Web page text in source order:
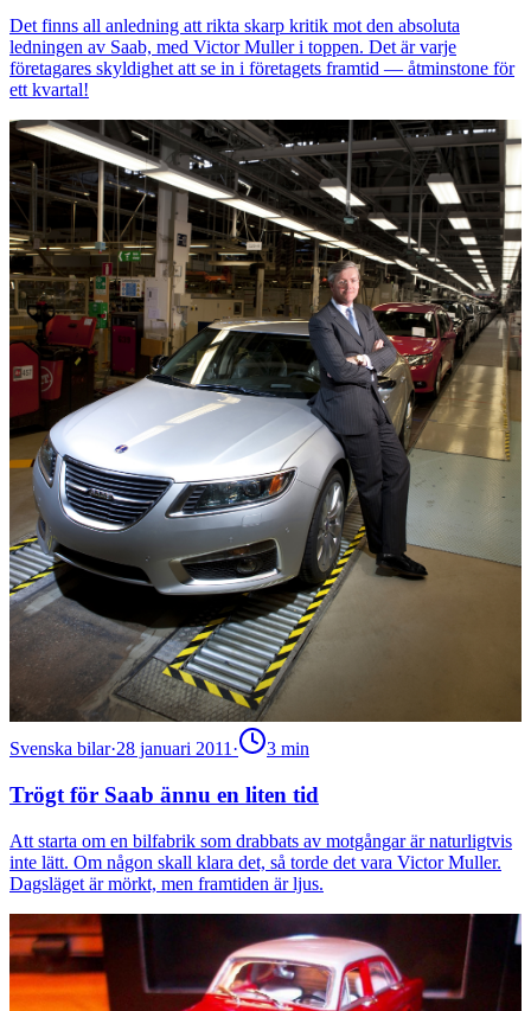
Det finns all anledning att rikta skarp kritik mot den absoluta
ledningen av Saab, med Victor Muller i toppen. Det är varje
företagares skyldighet att se in i företagets framtid — åtminstone för
ett kvartal!
Svenska bilar·28 januari 2011 · 3 min
Trögt för Saab ännu en liten tid
Att starta om en bilfabrik som drabbats av motgångar är naturligtvis
inte lätt. Om någon skall klara det, så torde det vara Victor Muller.
Dagsläget är mörkt, men framtiden är ljus.